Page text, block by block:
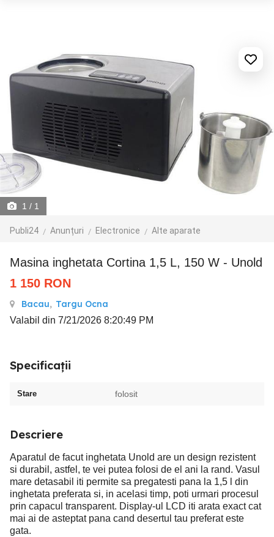
1 / 1
Publi24 Anunțuri Electronice Alte aparate
Masina inghetata Cortina 1,5 L, 150 W - Unold
1 150 RON
Bacau, Targu Ocna
Valabil din 7/21/2026 8:20:49 PM
Specificații
Stare folosit
Descriere
Aparatul de facut inghetata Unold are un design rezistent
si durabil, astfel, te vei putea folosi de el ani la rand. Vasul
mare detasabil iti permite sa pregatesti pana la 1,5 l din
inghetata preferata si, in acelasi timp, poti urmari procesul
prin capacul transparent. Display-ul LCD iti arata exact cat
mai ai de asteptat pana cand desertul tau preferat este
gata.